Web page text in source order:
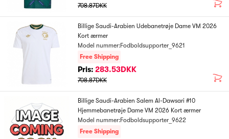
708.87DKK
Billige Saudi-Arabien Udebanetrøje Dame VM 2026
Kort ærmer
Model nummer:Fodboldsupporter_9621
Free Shipping
Pris: 283.53DKK
708.87DKK
Billige Saudi-Arabien Salem Al-Dawsari #10
Hjemmebanetrøje Dame VM 2026 Kort ærmer
Model nummer:Fodboldsupporter_9622
Free Shipping